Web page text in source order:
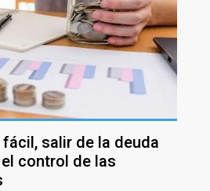
salir de la deuda
control de las